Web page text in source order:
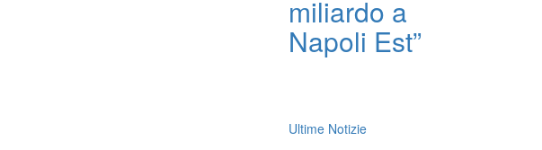
miliardo a
Napoli Est”
Ultime Notizie